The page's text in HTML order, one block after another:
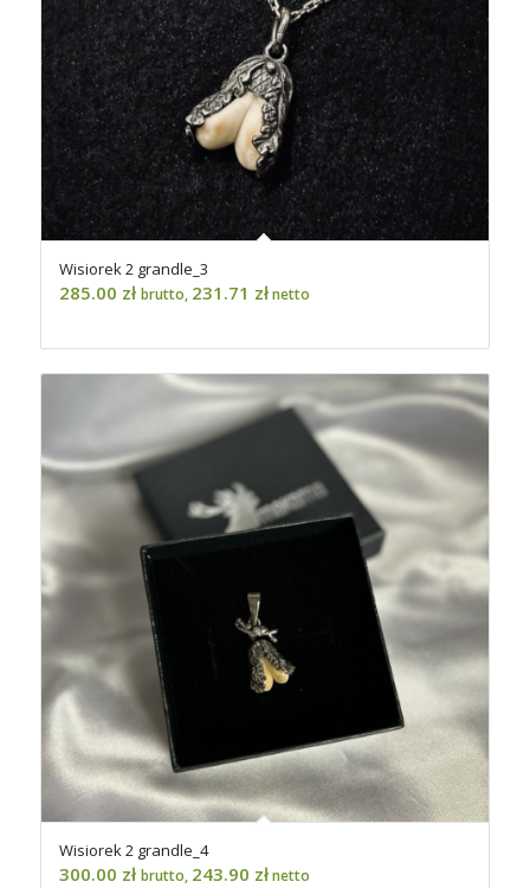
Wisiorek 2 grandle_3
285.00 zł brutto, 231.71 złnetto
Wisiorek 2 grandle_4
300.00 zł brutto, 243.90 złnetto